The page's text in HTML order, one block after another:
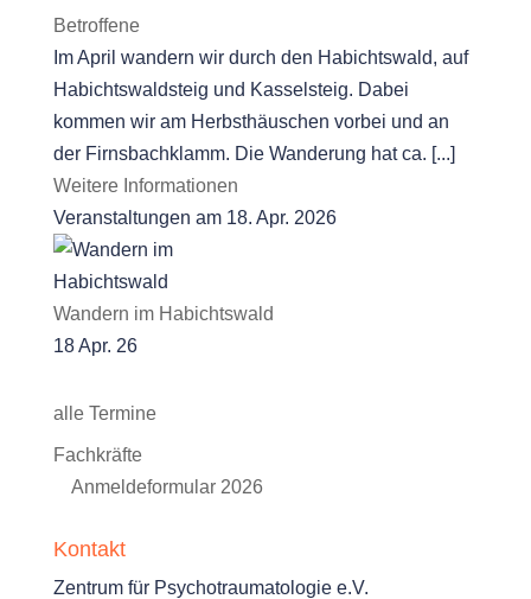
Betroffene
Im April wandern wir durch den Habichtswald, auf
Habichtswaldsteig und Kasselsteig. Dabei
kommen wir am Herbsthäuschen vorbei und an
der Firnsbachklamm. Die Wanderung hat ca. [...]
Weitere Informationen
Veranstaltungen am 18. Apr. 2026
Wandern im Habichtswald
18 Apr. 26
alle Termine
Fachkräfte
Anmeldeformular 2026
Kontakt
Zentrum für Psychotraumatologie e.V.